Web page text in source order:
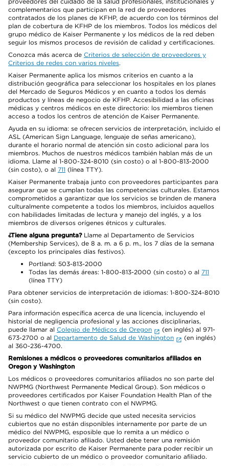
complementarios que participan en la red de proveedores
contratados de los planes de KFHP, de acuerdo con los términos del
plan de cobertura de KFHP de los miembros. Todos los médicos del
grupo médico de Kaiser Permanente y los médicos de la red deben
seguir los mismos procesos de revisión de calidad y certificaciones.
Conozca más acerca de Criterios de selección de proveedores y
Criterios de redes con varios niveles.
Kaiser Permanente aplica los mismos criterios en cuanto a la
distribución geográfica para seleccionar los hospitales en los planes
del Mercado de Seguros Médicos y en cuanto a todos los demás
productos y líneas de negocio de KFHP. Accesibilidad a las oficinas
médicas y centros médicos en este directorio: los miembros tienen
acceso a todos los centros de atención de Kaiser Permanente.
Ayuda en su idioma: se ofrecen servicios de interpretación, incluido el
ASL (American Sign Language, lenguaje de señas americano),
durante el horario normal de atención sin costo adicional para los
miembros. Muchos de nuestros médicos también hablan más de un
idioma. Llame al 1-800-324-8010 (sin costo) o al 1-800-813-2000
(sin costo), o al 711 (línea TTY).
Kaiser Permanente trabaja junto con proveedores participantes para
asegurar que se cumplan todas las competencias culturales. Estamos
comprometidos a garantizar que los servicios se brinden de manera
culturalmente competente a todos los miembros, incluidos aquellos
con habilidades limitadas de lectura y manejo del inglés, y a los
miembros de diversos orígenes étnicos y culturales.
¿Tiene alguna pregunta?Llame al Departamento de Servicios
(Membership Services), de 8 a. m. a 6 p. m., los 7 días de la semana
(excepto los principales días festivos).
Portland: 503-813-2000
Todas las demás áreas: 1-800-813-2000 (sin costo) o al 711
(línea TTY)
Para obtener servicios de interpretación de idiomas: 1-800-324-8010
(sin costo).
Para información específica acerca de una licencia, incluyendo el
historial de negligencia profesional y las acciones disciplinarias,
puede llamar al Colegio de Médicos de Oregon
(en inglés) al 971-
673-2700 o al Departamento de Salud de Washington
(en inglés)
al 360-236-4700.
Remisiones a médicos o proveedores comunitarios afiliados en
Oregon y Washington
Los médicos o proveedores comunitarios afiliados no son parte del
NWPMG (Northwest Permanente Medical Group). Son médicos o
proveedores certificados por Kaiser Foundation Health Plan of the
Northwest o que tienen contrato con el NWPMG.
Si su médico del NWPMG decide que usted necesita servicios
cubiertos que no están disponibles internamente por parte de un
médico del NWPMG, esposible que lo remita a un médico o
proveedor comunitario afiliado. Usted debe tener una remisión
autorizada por escrito de Kaiser Permanente para poder recibir un
servicio cubierto de un médico o proveedor comunitario afiliado.